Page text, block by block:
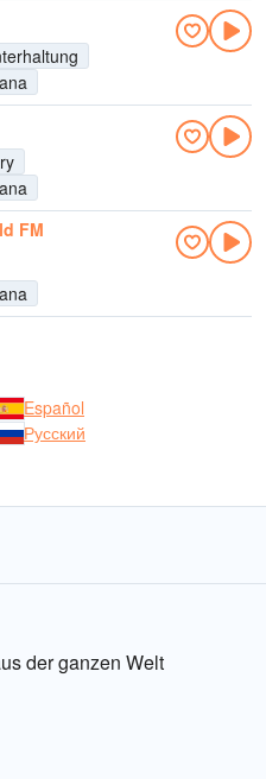
FM
Español
Русский
der ganzen Welt